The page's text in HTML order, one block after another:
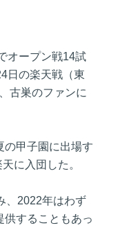
オープン戦14試
日の楽天戦（東
古巣のファンに
の甲子園に出場す
に入団した。
、2022年はわず
することもあっ